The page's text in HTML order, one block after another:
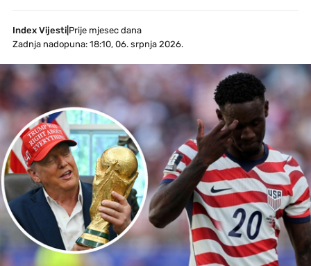
Index Vijesti
Prije mjesec dana
Zadnja nadopuna: 18:10, 06. srpnja 2026.